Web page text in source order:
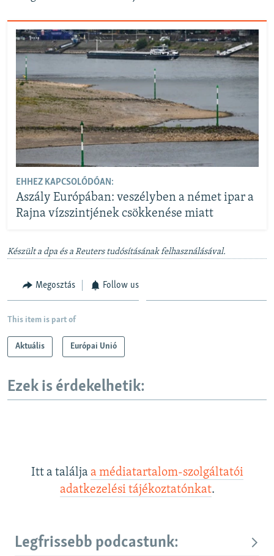
e
EHHEZ KAPCSOLÓDÓAN:
Aszály Európában: veszélyben a német ipar a
Rajna vízszintjének csökkenése miatt
Készült a dpa és a Reuters tudósításának felhasználásával.
Megosztás Follow us
This item is part of
Aktuális Európai Unió
Ezek is érdekelhetik:
Itt a találja a médiatartalom-szolgáltatói
adatkezelési tájékoztatónkat.
Legfrissebb podcastunk: